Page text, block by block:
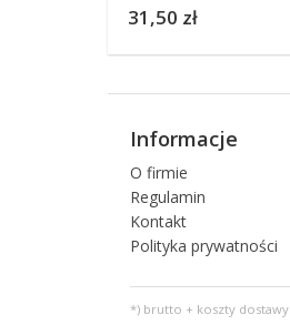
31,50 zł
Informacje
O firmie
Regulamin
Kontakt
Polityka prywatności
*) brutto + koszty dostawy